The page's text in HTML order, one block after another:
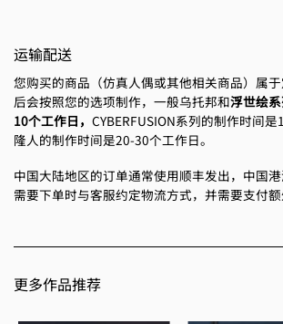
运输配送
您购买的商品（仿真人偶或其他相关商品）属
后会按照您的选项制作，一般乌托邦和浮世绘
10个工作日， CYBERFUSION系列的制作时间
隆人的制作时间是20-30个工作日。
中国大陆地区的订单通常使用顺丰发出，中国
需要下单时与客服约定物流方式，并需要支付额
更多作品推荐